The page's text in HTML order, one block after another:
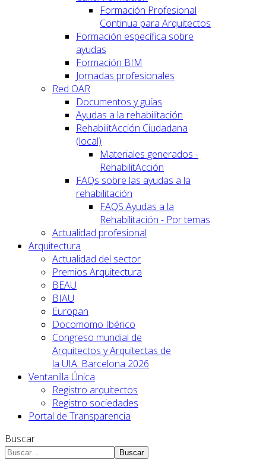
Formación Profesional
Continua para Arquitectos
Formación específica sobre
ayudas
Formación BIM
Jornadas profesionales
Red OAR
Documentos y guías
Ayudas a la rehabilitación
RehabilitAcción Ciudadana
(local)
Materiales generados -
RehabilitAcción
FAQs sobre las ayudas a la
rehabilitación
FAQS Ayudas a la
Rehabilitación - Por temas
Actualidad profesional
Arquitectura
Actualidad del sector
Premios Arquitectura
BEAU
BIAU
Europan
Docomomo Ibérico
Congreso mundial de
Arquitectos y Arquitectas de
la UIA. Barcelona 2026
Ventanilla Única
Registro arquitectos
Registro sociedades
Portal de Transparencia
Buscar
Buscar